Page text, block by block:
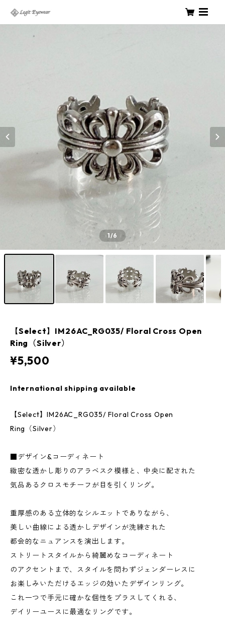
1/6
【Select】IM26AC_RG035/ Floral Cross Open
Ring（Silver）
¥5,500
International shipping available
【Select】IM26AC_RG035/ Floral Cross Open
Ring（Silver）
■デザイン&コーディネート
緻密な透かし彫りのアラベスク模様と、中央に配された
気品あるクロスモチーフが目を引くリング。
重厚感のある立体的なシルエットでありながら、
美しい曲線による透かしデザインが洗練された
都会的なニュアンスを演出します。
ストリートスタイルから綺麗めなコーディネート
のアクセントまで、スタイルを問わずジェンダーレスに
お楽しみいただけるエッジの効いたデザインリング。
これ一つで手元に確かな個性をプラスしてくれる、
デイリーユースに最適なリングです。